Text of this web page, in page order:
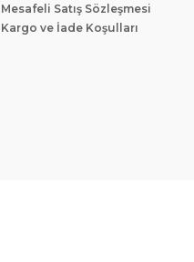
Mesafeli Satış Sözleşmesi
Kargo ve İade Koşulları